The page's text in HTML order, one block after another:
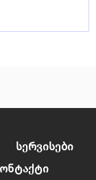
Სერვისები